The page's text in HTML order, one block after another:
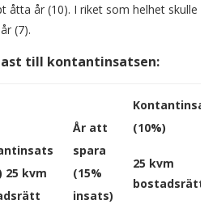
åtta år (10). I riket som helhet skulle
(7).
till kontantinsatsen:
25 kvm
År att
spara
(15%
insats)
Kontantinsats
(10%)
25 kvm
bostadsrätt